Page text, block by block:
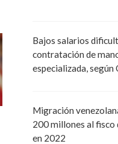
Bajos salarios
contratación de
especializada, según
Migración
200 millones al fisco
en 2022